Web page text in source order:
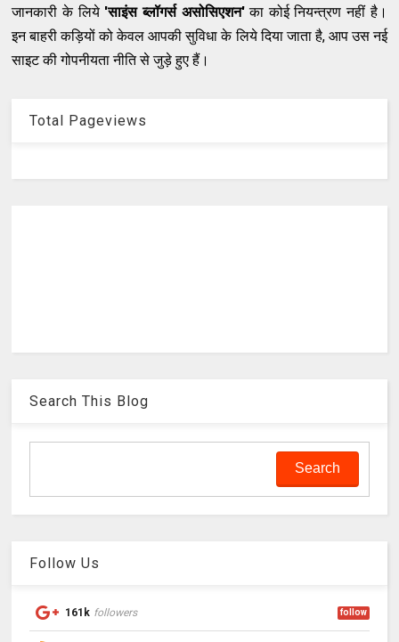
जानकारी के लिये 'साइंस ब्लॉगर्स असोसिएशन'का कोई नियन्त्रण नहीं है।
इन बाहरी कड़ियों को केवल आपकी सुविधा के लिये दिया जाता है, आप उस नई
साइट की गोपनीयता नीति से जुड़े हुए हैं।
Total Pageviews
Search This Blog
Follow Us
161k followers follow